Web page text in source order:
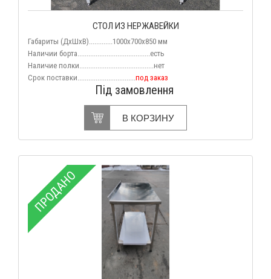
СТОЛ ИЗ НЕРЖАВЕЙКИ
Габариты (ДхШхВ).............1000x700x850 мм
Наличии борта........................................есть
Наличие полки.........................................нет
Срок поставки................................под заказ
Під замовлення
В КОРЗИНУ
ПРОДАНО